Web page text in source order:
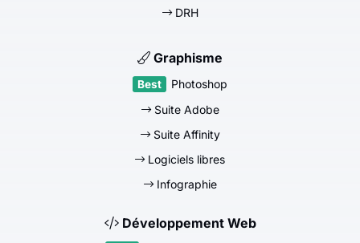
DRH
Graphisme
Photoshop
Suite Adobe
Suite Affinity
Logiciels libres
Infographie
Développement Web